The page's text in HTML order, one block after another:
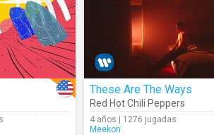
These Are The Ways
Red Hot Chili Peppers
4 años | 1276 jugadas
Meekon